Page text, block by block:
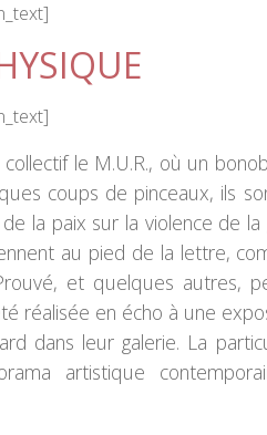
le M.U.R., où un
coups de pinceaux, ils
la paix sur la violence de la
au pied de la lettre,
et quelques autres,
réalisée en écho à une
dans leur galerie. La
artistique